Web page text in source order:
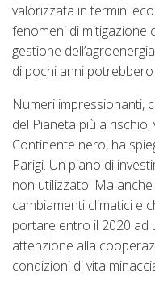
valorizzata in termini
fenomeni di mitigazione
gestione
di pochi anni potrebbero
Numeri impressionanti,
del Pianeta più a
Continente nero, ha
Parigi. Un piano di
non utilizzato. Ma
cambiamenti climatici e
portare entro il 2020 ad
attenzione alla
condizioni di vita